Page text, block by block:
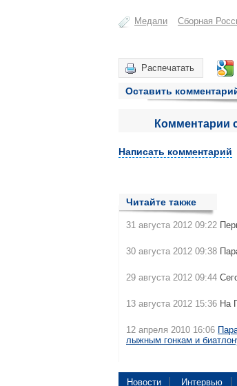
Медали Сборная
Распечатать
Оставить
Комментарии
Написать комментарий
Читайте также
31 августа 2012 09:22
30 августа 2012 09:38
29 августа 2012 09:44
13 августа 2012 15:36 На
12 апреля 2010 16:06
лыжным гонкам и
Новости Интервью